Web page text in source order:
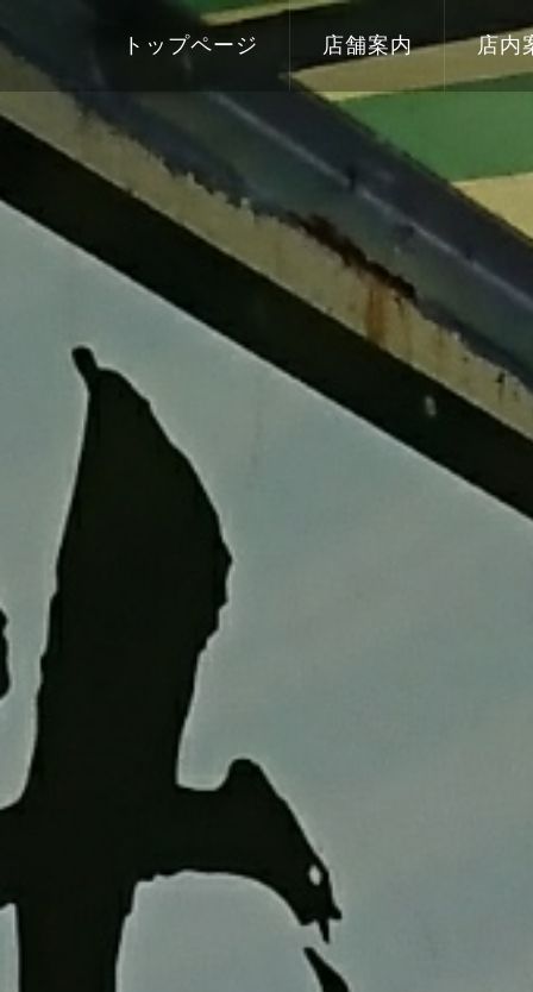
トップページ 店舗案内 店内